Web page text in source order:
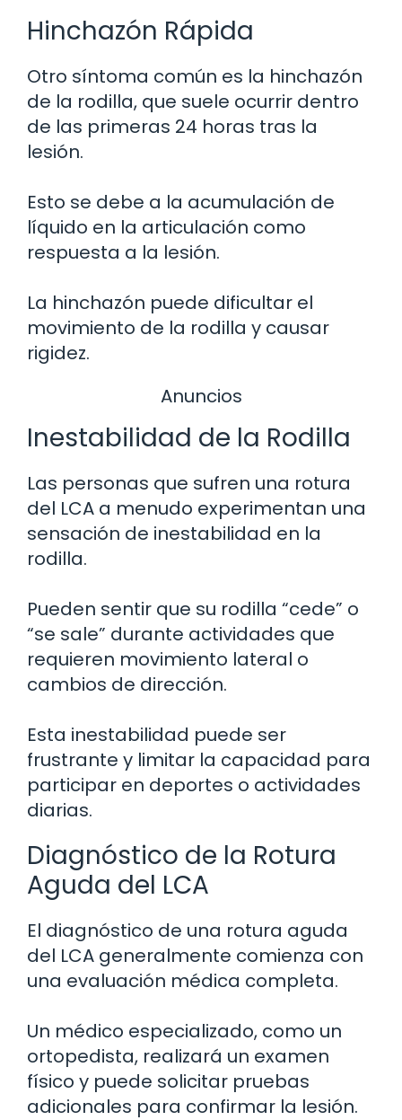
Hinchazón Rápida
Otro síntoma común es la hinchazón
de la rodilla, que suele ocurrir dentro
de las primeras 24 horas tras la
lesión.
Esto se debe a la acumulación de
líquido en la articulación como
respuesta a la lesión.
La hinchazón puede dificultar el
movimiento de la rodilla y causar
rigidez.
Anuncios
Inestabilidad de la Rodilla
Las personas que sufren una rotura
del LCA a menudo experimentan una
sensación de inestabilidad en la
rodilla.
Pueden sentir que su rodilla “cede” o
“se sale” durante actividades que
requieren movimiento lateral o
cambios de dirección.
Esta inestabilidad puede ser
frustrante y limitar la capacidad para
participar en deportes o actividades
diarias.
Diagnóstico de la Rotura
Aguda del LCA
El diagnóstico de una rotura aguda
del LCA generalmente comienza con
una evaluación médica completa.
Un médico especializado, como un
ortopedista, realizará un examen
físico y puede solicitar pruebas
adicionales para confirmar la lesión.